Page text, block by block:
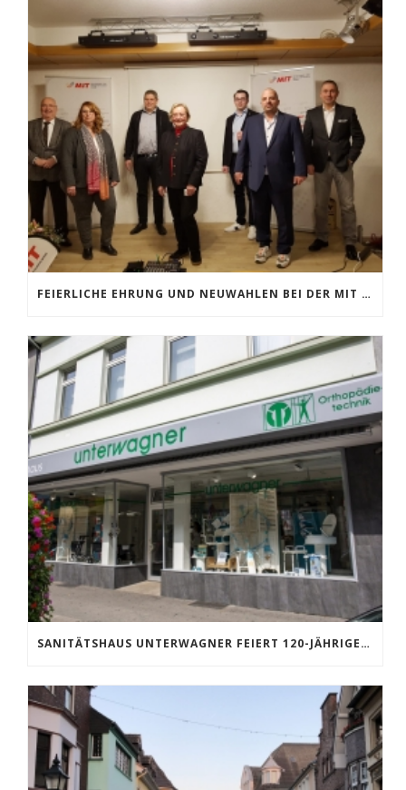
FEIERLICHE EHRUNG UND NEUWAHLEN BEI DER MIT MOERS
SANITÄTSHAUS UNTERWAGNER FEIERT 120-JÄHRIGES BESTEHEN